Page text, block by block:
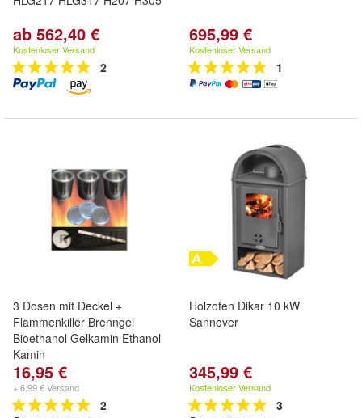
ab 562,40 €
Kostenloser Versand
2
695,99 €
Kostenloser Versand
1
3 Dosen mit Deckel +
Flammenkiller Brenngel
Bioethanol Gelkamin Ethanol
Kamin
16,95 €
+ 6,99 € Versand
2
Holzofen Dikar 10 kW
Sannover
345,99 €
Kostenloser Versand
3